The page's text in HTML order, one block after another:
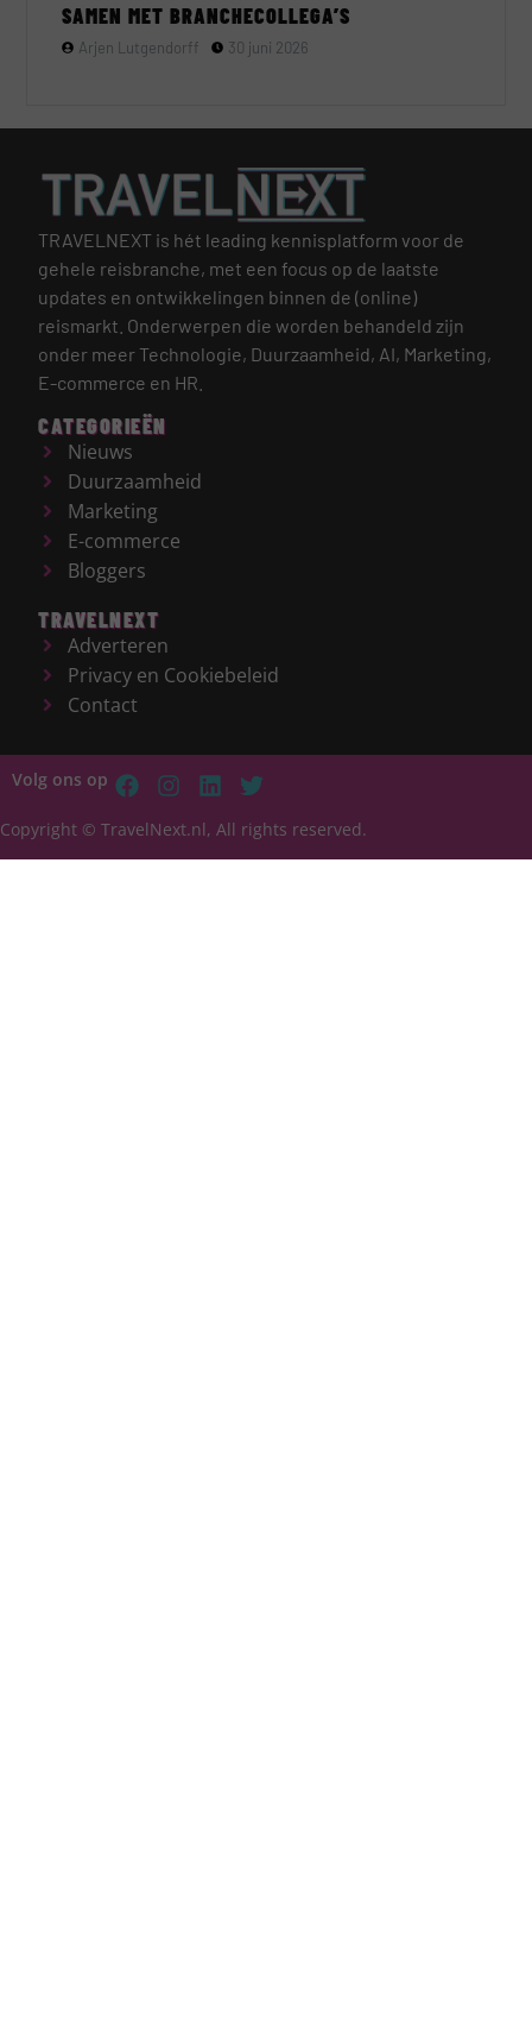
SAMEN MET BRANCHECOLLEGA’S
Arjen Lutgendorff 30 juni 2026
TRAVELNEXT is hét leading kennisplatform voor de
gehele reisbranche, met een focus op de laatste
updates en ontwikkelingen binnen de (online)
reismarkt. Onderwerpen die worden behandeld zijn
onder meer Technologie, Duurzaamheid, AI, Marketing,
E-commerce en HR.
CATEGORIEËN
Nieuws
Duurzaamheid
Marketing
E-commerce
Bloggers
TRAVELNEXT
Adverteren
Privacy en Cookiebeleid
Contact
Volg ons op
Copyright © TravelNext.nl, All rights reserved.